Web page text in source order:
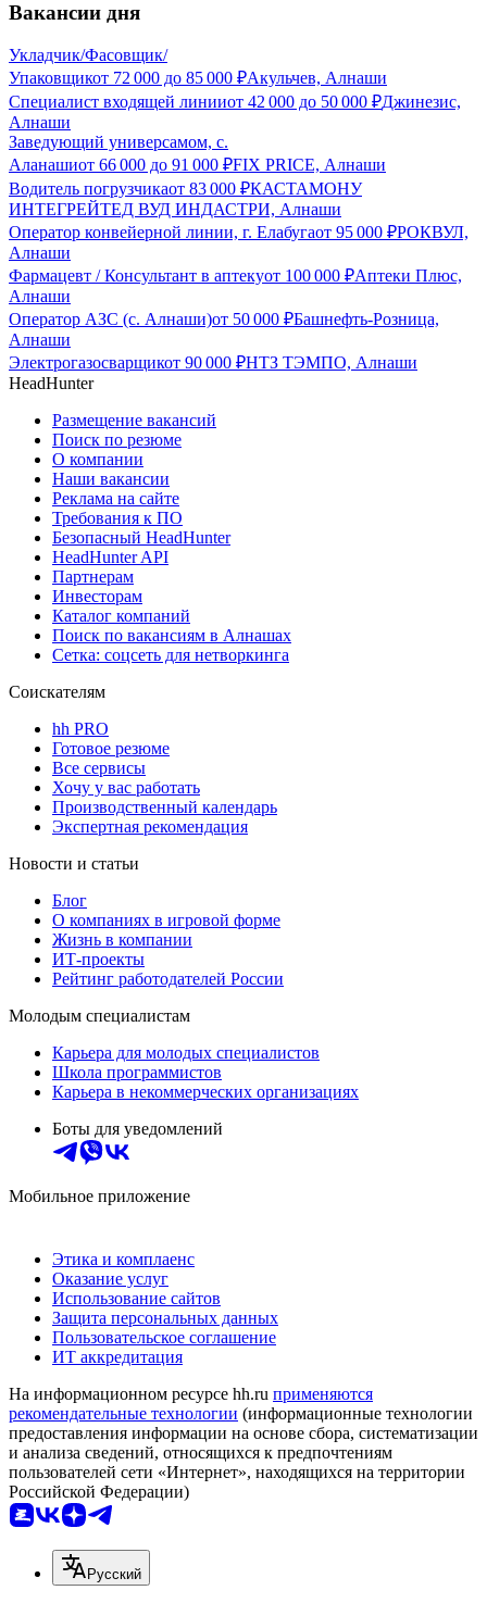
Вакансии дня
Укладчик/Фасовщик/
Упаковщикот 72 000 до 85 000 ₽Акульчев, Алнаши
Специалист входящей линииот 42 000 до 50 000 ₽Джинезис,
Алнаши
Заведующий универсамом, с.
Аланашиот 66 000 до 91 000 ₽FIX PRICE, Алнаши
Водитель погрузчикаот 83 000 ₽КАСТАМОНУ
ИНТЕГРЕЙТЕД ВУД ИНДАСТРИ, Алнаши
Оператор конвейерной линии, г. Елабугаот 95 000 ₽РОКВУЛ,
Алнаши
Фармацевт / Консультант в аптекуот 100 000 ₽Аптеки Плюс,
Алнаши
Оператор АЗС (с. Алнаши)от 50 000 ₽Башнефть-Розница,
Алнаши
Электрогазосварщикот 90 000 ₽НТЗ ТЭМПО, Алнаши
HeadHunter
Размещение вакансий
Поиск по резюме
О компании
Наши вакансии
Реклама на сайте
Требования к ПО
Безопасный HeadHunter
HeadHunter API
Партнерам
Инвесторам
Каталог компаний
Поиск по вакансиям в Алнашах
Сетка: соцсеть для нетворкинга
Соискателям
hh PRO
Готовое резюме
Все сервисы
Хочу у вас работать
Производственный календарь
Экспертная рекомендация
Новости и статьи
Блог
О компаниях в игровой форме
Жизнь в компании
ИТ-проекты
Рейтинг работодателей России
Молодым специалистам
Карьера для молодых специалистов
Школа программистов
Карьера в некоммерческих организациях
Боты для уведомлений
Мобильное приложение
Этика и комплаенс
Оказание услуг
Использование сайтов
Защита персональных данных
Пользовательское соглашение
ИТ аккредитация
На информационном ресурсе hh.ru применяются
рекомендательные технологии (информационные технологии
предоставления информации на основе сбора, систематизации
и анализа сведений, относящихся к предпочтениям
пользователей сети «Интернет», находящихся на территории
Российской Федерации)
Русский